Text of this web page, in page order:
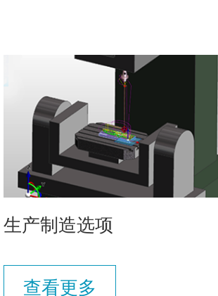
生产制造选项
查看更多